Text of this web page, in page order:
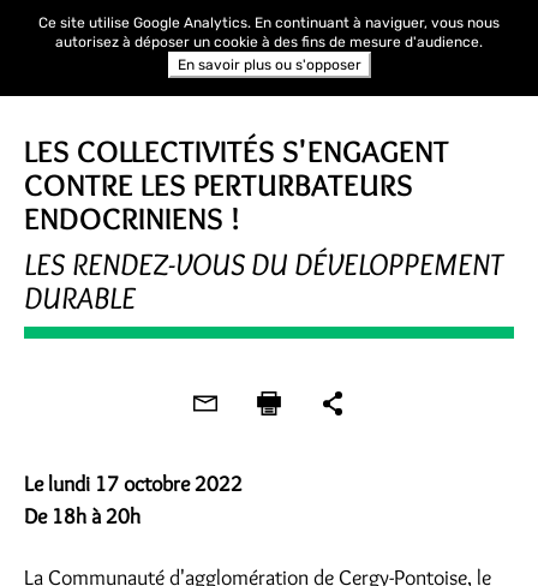
JOURNÉE D'INFORMATION
LES COLLECTIVITÉS S'ENGAGENT
CONTRE LES PERTURBATEURS
ENDOCRINIENS !
LES RENDEZ-VOUS DU DÉVELOPPEMENT
DURABLE
Le lundi 17 octobre 2022
De 18h à 20h
La Communauté d'agglomération de Cergy-Pontoise, le
Ce site utilise Google Analytics. En continuant à naviguer, vous nous
autorisez à déposer un cookie à des fins de mesure d'audience.
En savoir plus ou s'opposer